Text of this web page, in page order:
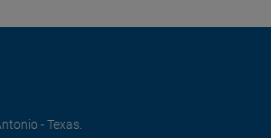
- Texas.